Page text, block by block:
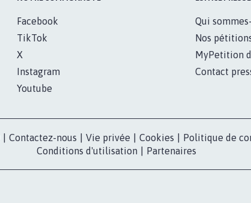
Facebook
TikTok
X
Instagram
Youtube
Qui
Nos
MyPetition
Contact
Contactez-nous Vie privée Cookies Politique de
Conditions d'utilisation
Partenaires